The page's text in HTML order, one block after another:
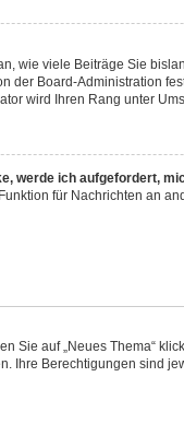
wie viele Beiträge Sie
der Board-Administration
wird Ihren Rang unter
werde ich aufgefordert,
für Nachrichten an
Sie auf „Neues Thema“
Ihre Berechtigungen sind